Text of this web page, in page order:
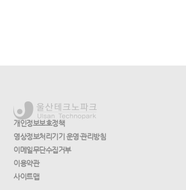
개인정보보호정책
영상정보처리기기 운영·관리방침
이메일무단수집거부
이용약관
사이트맵